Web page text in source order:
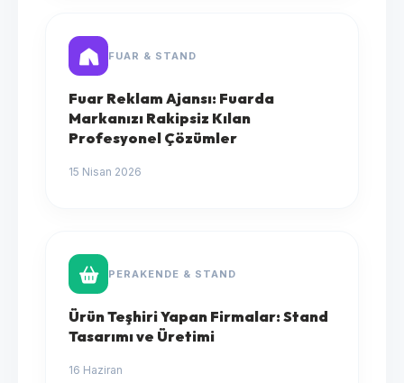
FUAR & STAND
Fuar Reklam Ajansı: Fuarda
Markanızı Rakipsiz Kılan
Profesyonel Çözümler
15 Nisan 2026
PERAKENDE & STAND
Ürün Teşhiri Yapan Firmalar: Stand
Tasarımı ve Üretimi
16 Haziran